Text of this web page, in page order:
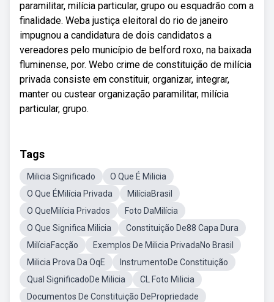
paramilitar, milícia particular, grupo ou esquadrão com a
finalidade. Weba justiça eleitoral do rio de janeiro
impugnou a candidatura de dois candidatos a
vereadores pelo município de belford roxo, na baixada
fluminense, por. Webo crime de constituição de milícia
privada consiste em constituir, organizar, integrar,
manter ou custear organização paramilitar, milícia
particular, grupo.
Tags
Milicia Significado
O Que É Milicia
O Que ÉMilícia Privada
MilíciaBrasil
O QueMilícia Privados
Foto DaMilícia
O Que Significa Milicia
Constituição De88 Capa Dura
MilíciaFacção
Exemplos De Milicia PrivadaNo Brasil
Milicia Prova Da OqE
InstrumentoDe Constituição
Qual SignificadoDe Milicia
CL Foto Milicia
Documentos De Constituição DePropriedade